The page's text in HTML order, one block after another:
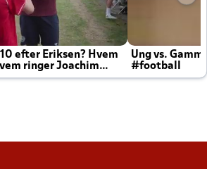
efter Eriksen? Hvem
ringer Joachim
Ung vs.
#football